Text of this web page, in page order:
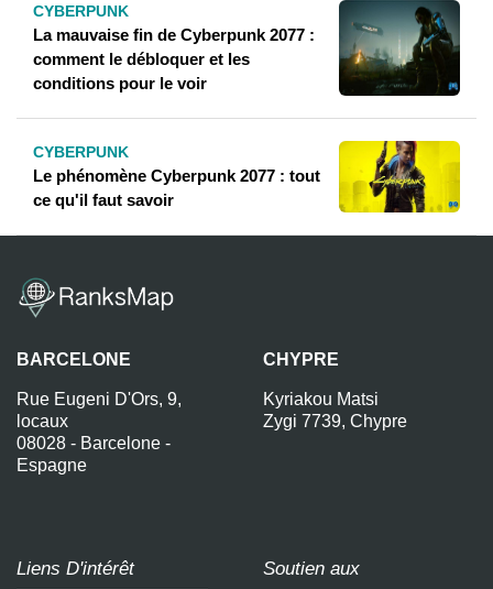
CYBERPUNK
La mauvaise fin de Cyberpunk 2077 :
comment le débloquer et les
conditions pour le voir
CYBERPUNK
Le phénomène Cyberpunk 2077 : tout
ce qu'il faut savoir
BARCELONE
Rue Eugeni D'Ors, 9,
locaux
08028 - Barcelone -
Espagne
CHYPRE
Kyriakou Matsi
Zygi 7739, Chypre
Liens D'intérêt
Soutien aux